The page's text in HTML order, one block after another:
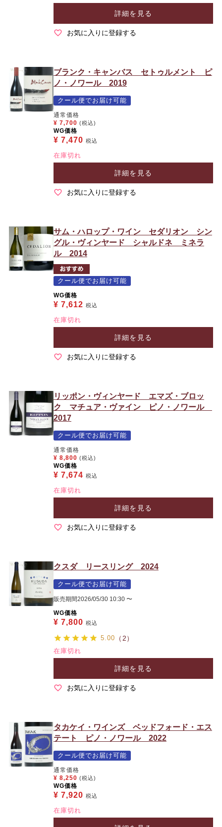
詳細を見る
お気に入りに登録する
ブランク・キャンバス セトゥルメント ピ
ノ・ノワール 2019
クール便でお届け可能
通常価格
¥ 7,700 (税込)
WG価格
¥ 7,470 税込
在庫切れ
詳細を見る
お気に入りに登録する
サム・ハロップ・ワイン セダリオン シン
グル・ヴィンヤード シャルドネ ミネラ
ル 2014
クール便でお届け可能
WG価格
¥ 7,612 税込
在庫切れ
詳細を見る
お気に入りに登録する
リッポン・ヴィンヤード エマズ・ブロッ
ク マチュア・ヴァイン ピノ・ノワール
2017
クール便でお届け可能
通常価格
¥ 8,800 (税込)
WG価格
¥ 7,674 税込
在庫切れ
詳細を見る
お気に入りに登録する
クスダ リースリング 2024
クール便でお届け可能
販売期間2026/05/30 10:30 〜
WG価格
¥ 7,800 税込
5.00 （2）
在庫切れ
詳細を見る
お気に入りに登録する
タカケイ・ワインズ ベッドフォード・エス
テート ピノ・ノワール 2022
クール便でお届け可能
通常価格
¥ 8,250 (税込)
WG価格
¥ 7,920 税込
在庫切れ